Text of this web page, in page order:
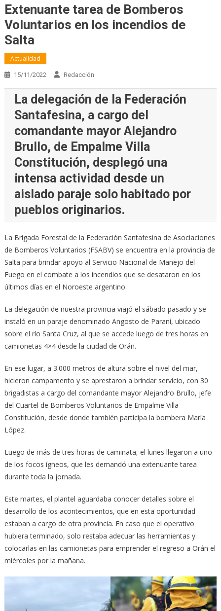
Extenuante tarea de Bomberos
Voluntarios en los incendios de
Salta
Actualidad
15/11/2022 Redacción
La delegación de la Federación
Santafesina, a cargo del
comandante mayor Alejandro
Brullo, de Empalme Villa
Constitución, desplegó una
intensa actividad desde un
aislado paraje solo habitado por
pueblos originarios.
La Brigada Forestal de la Federación Santafesina de Asociaciones
de Bomberos Voluntarios (FSABV) se encuentra en la provincia de
Salta para brindar apoyo al Servicio Nacional de Manejo del
Fuego en el combate a los incendios que se desataron en los
últimos días en el Noroeste argentino.
La delegación de nuestra provincia viajó el sábado pasado y se
instaló en un paraje denominado Angosto de Paraní, ubicado
sobre el río Santa Cruz, al que se accede luego de tres horas en
camionetas 4×4 desde la ciudad de Orán.
En ese lugar, a 3.000 metros de altura sobre el nivel del mar,
hicieron campamento y se aprestaron a brindar servicio, con 30
brigadistas a cargo del comandante mayor Alejandro Brullo, jefe
del Cuartel de Bomberos Voluntarios de Empalme Villa
Constitución, desde donde también participa la bombera María
López.
Luego de más de tres horas de caminata, el lunes llegaron a uno
de los focos ígneos, que les demandó una extenuante tarea
durante toda la jornada.
Este martes, el plantel aguardaba conocer detalles sobre el
desarrollo de los acontecimientos, que en esta oportunidad
estaban a cargo de otra provincia. En caso que el operativo
hubiera terminado, solo restaba adecuar las herramientas y
colocarlas en las camionetas para emprender el regreso a Orán el
miércoles por la mañana.